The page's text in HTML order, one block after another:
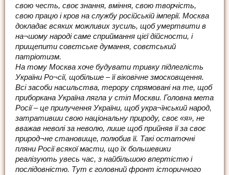
свою честь, своє знання, вміння, свою творчість,
свою працю і кров на службу російській імперії. Москва
докладає всяких можливих зусиль, щоб умертвити в
на¬шому народі саме сприймання цієї дійсности, і
прищепити совєтське думання, совєтський
патріотизм.
На тому Москва хоче будувати тривку підлеглість
України Ро¬сії, щобільше – її віковічне змосковщення.
Всі засоби насильства, терору спрямовані на те, щоб
приборкана Україна лягла у стіп Москви. Головна мета
Росії – це прилучення України, щоб укра¬їнський народ,
затративши свою національну природу, своє «я», не
вважав неволі за неволю, лише щоб прийняв її за своє
природ¬не становище, полюбив її. Такі остаточні
пляни Росії всякої масти, що їх большевики
реалізують увесь час, з найбільшою впертістю і
послідовністю. Тут є головний фронт історичного